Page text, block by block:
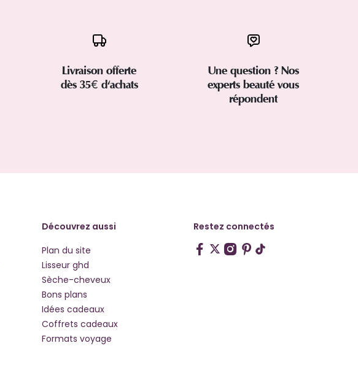
Livraison offerte
dès 35€ d'achats
Une question ? Nos
experts beauté vous
répondent
Découvrez aussi
Plan du site
Lisseur ghd
Sèche-cheveux
Bons plans
Idées cadeaux
Coffrets cadeaux
Formats voyage
Restez connectés